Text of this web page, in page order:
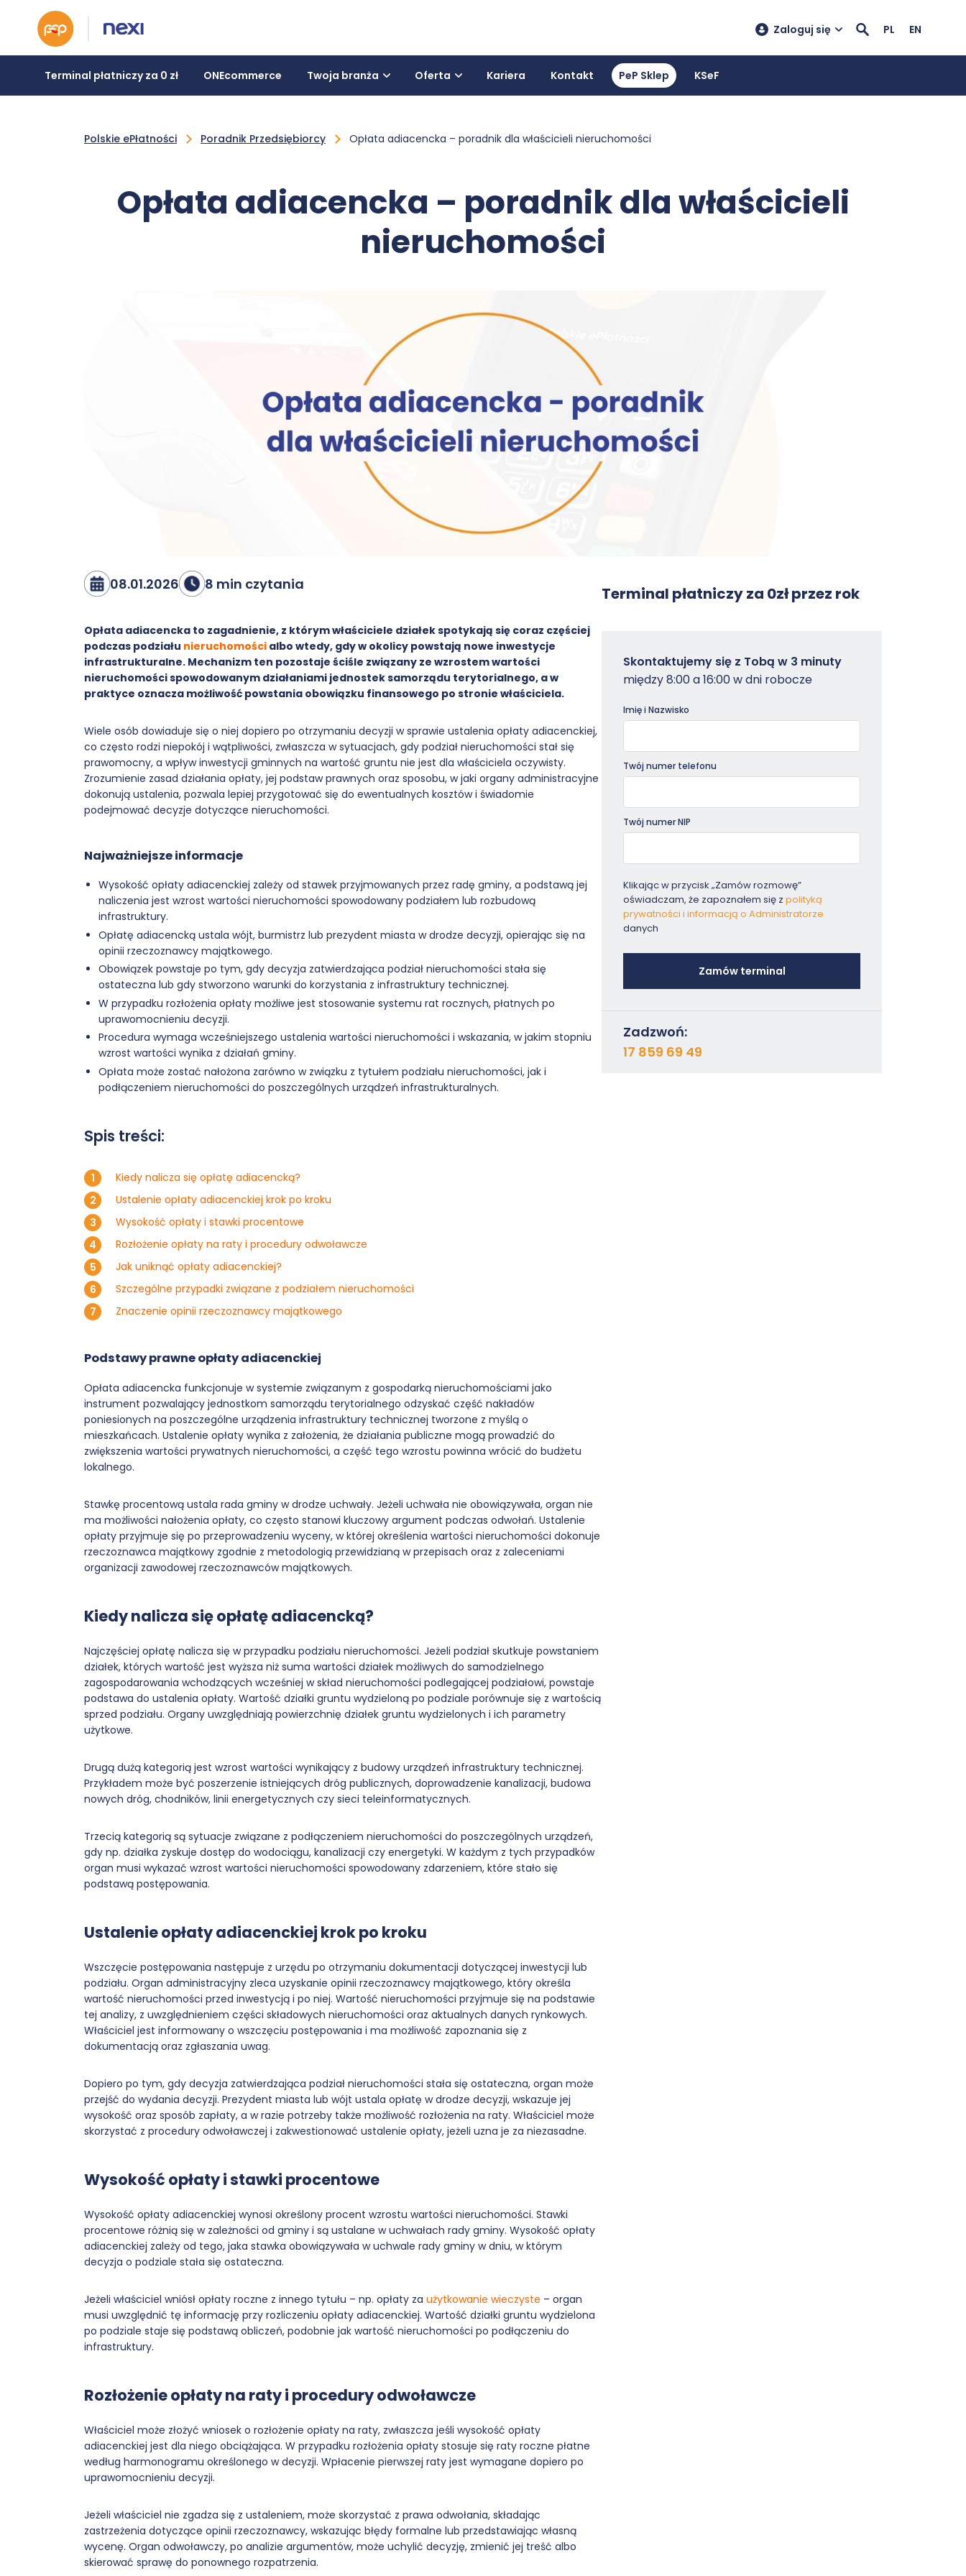
Zaloguj się PL EN
Terminal płatniczy za 0 zł ONEcommerce Twoja branża Oferta Kariera Kontakt PeP Sklep KSeF
Polskie ePłatności Poradnik Przedsiębiorcy Opłata adiacencka – poradnik dla właścicieli nieruchomości
Opłata adiacencka – poradnik dla właścicieli
nieruchomości
08.01.2026 8 min czytania
Opłata adiacencka to zagadnienie, z którym właściciele działek spotykają się coraz częściej
podczas podziału nieruchomości albo wtedy, gdy w okolicy powstają nowe inwestycje
infrastrukturalne. Mechanizm ten pozostaje ściśle związany ze wzrostem wartości
nieruchomości spowodowanym działaniami jednostek samorządu terytorialnego, a w
praktyce oznacza możliwość powstania obowiązku finansowego po stronie właściciela.
Wiele osób dowiaduje się o niej dopiero po otrzymaniu decyzji w sprawie ustalenia opłaty adiacenckiej,
co często rodzi niepokój i wątpliwości, zwłaszcza w sytuacjach, gdy podział nieruchomości stał się
prawomocny, a wpływ inwestycji gminnych na wartość gruntu nie jest dla właściciela oczywisty.
Zrozumienie zasad działania opłaty, jej podstaw prawnych oraz sposobu, w jaki organy administracyjne
dokonują ustalenia, pozwala lepiej przygotować się do ewentualnych kosztów i świadomie
podejmować decyzje dotyczące nieruchomości.
Najważniejsze informacje
Wysokość opłaty adiacenckiej zależy od stawek przyjmowanych przez radę gminy, a podstawą jej
naliczenia jest wzrost wartości nieruchomości spowodowany podziałem lub rozbudową
infrastruktury.
Opłatę adiacencką ustala wójt, burmistrz lub prezydent miasta w drodze decyzji, opierając się na
opinii rzeczoznawcy majątkowego.
Obowiązek powstaje po tym, gdy decyzja zatwierdzająca podział nieruchomości stała się
ostateczna lub gdy stworzono warunki do korzystania z infrastruktury technicznej.
W przypadku rozłożenia opłaty możliwe jest stosowanie systemu rat rocznych, płatnych po
uprawomocnieniu decyzji.
Procedura wymaga wcześniejszego ustalenia wartości nieruchomości i wskazania, w jakim stopniu
wzrost wartości wynika z działań gminy.
Opłata może zostać nałożona zarówno w związku z tytułem podziału nieruchomości, jak i
podłączeniem nieruchomości do poszczególnych urządzeń infrastrukturalnych.
Spis treści:
Kiedy nalicza się opłatę adiacencką?
Ustalenie opłaty adiacenckiej krok po kroku
Wysokość opłaty i stawki procentowe
Rozłożenie opłaty na raty i procedury odwoławcze
Jak uniknąć opłaty adiacenckiej?
Szczególne przypadki związane z podziałem nieruchomości
Znaczenie opinii rzeczoznawcy majątkowego
Podstawy prawne opłaty adiacenckiej
Opłata adiacencka funkcjonuje w systemie związanym z gospodarką nieruchomościami jako
instrument pozwalający jednostkom samorządu terytorialnego odzyskać część nakładów
poniesionych na poszczególne urządzenia infrastruktury technicznej tworzone z myślą o
mieszkańcach. Ustalenie opłaty wynika z założenia, że działania publiczne mogą prowadzić do
zwiększenia wartości prywatnych nieruchomości, a część tego wzrostu powinna wrócić do budżetu
lokalnego.
Stawkę procentową ustala rada gminy w drodze uchwały. Jeżeli uchwała nie obowiązywała, organ nie
ma możliwości nałożenia opłaty, co często stanowi kluczowy argument podczas odwołań. Ustalenie
opłaty przyjmuje się po przeprowadzeniu wyceny, w której określenia wartości nieruchomości dokonuje
rzeczoznawca majątkowy zgodnie z metodologią przewidzianą w przepisach oraz z zaleceniami
organizacji zawodowej rzeczoznawców majątkowych.
Kiedy nalicza się opłatę adiacencką?
Najczęściej opłatę nalicza się w przypadku podziału nieruchomości. Jeżeli podział skutkuje powstaniem
działek, których wartość jest wyższa niż suma wartości działek możliwych do samodzielnego
zagospodarowania wchodzących wcześniej w skład nieruchomości podlegającej podziałowi, powstaje
podstawa do ustalenia opłaty. Wartość działki gruntu wydzieloną po podziale porównuje się z wartością
sprzed podziału. Organy uwzględniają powierzchnię działek gruntu wydzielonych i ich parametry
użytkowe.
Drugą dużą kategorią jest wzrost wartości wynikający z budowy urządzeń infrastruktury technicznej.
Przykładem może być poszerzenie istniejących dróg publicznych, doprowadzenie kanalizacji, budowa
nowych dróg, chodników, linii energetycznych czy sieci teleinformatycznych.
Trzecią kategorią są sytuacje związane z podłączeniem nieruchomości do poszczególnych urządzeń,
gdy np. działka zyskuje dostęp do wodociągu, kanalizacji czy energetyki. W każdym z tych przypadków
organ musi wykazać wzrost wartości nieruchomości spowodowany zdarzeniem, które stało się
podstawą postępowania.
Ustalenie opłaty adiacenckiej krok po kroku
Wszczęcie postępowania następuje z urzędu po otrzymaniu dokumentacji dotyczącej inwestycji lub
podziału. Organ administracyjny zleca uzyskanie opinii rzeczoznawcy majątkowego, który określa
wartość nieruchomości przed inwestycją i po niej. Wartość nieruchomości przyjmuje się na podstawie
tej analizy, z uwzględnieniem części składowych nieruchomości oraz aktualnych danych rynkowych.
Właściciel jest informowany o wszczęciu postępowania i ma możliwość zapoznania się z
dokumentacją oraz zgłaszania uwag.
Dopiero po tym, gdy decyzja zatwierdzająca podział nieruchomości stała się ostateczna, organ może
przejść do wydania decyzji. Prezydent miasta lub wójt ustala opłatę w drodze decyzji, wskazuje jej
wysokość oraz sposób zapłaty, a w razie potrzeby także możliwość rozłożenia na raty. Właściciel może
skorzystać z procedury odwoławczej i zakwestionować ustalenie opłaty, jeżeli uzna je za niezasadne.
Wysokość opłaty i stawki procentowe
Wysokość opłaty adiacenckiej wynosi określony procent wzrostu wartości nieruchomości. Stawki
procentowe różnią się w zależności od gminy i są ustalane w uchwałach rady gminy. Wysokość opłaty
adiacenckiej zależy od tego, jaka stawka obowiązywała w uchwale rady gminy w dniu, w którym
decyzja o podziale stała się ostateczna.
Jeżeli właściciel wniósł opłaty roczne z innego tytułu – np. opłaty za użytkowanie wieczyste – organ
musi uwzględnić tę informację przy rozliczeniu opłaty adiacenckiej. Wartość działki gruntu wydzielona
po podziale staje się podstawą obliczeń, podobnie jak wartość nieruchomości po podłączeniu do
infrastruktury.
Rozłożenie opłaty na raty i procedury odwoławcze
Właściciel może złożyć wniosek o rozłożenie opłaty na raty, zwłaszcza jeśli wysokość opłaty
adiacenckiej jest dla niego obciążająca. W przypadku rozłożenia opłaty stosuje się raty roczne płatne
według harmonogramu określonego w decyzji. Wpłacenie pierwszej raty jest wymagane dopiero po
uprawomocnieniu decyzji.
Jeżeli właściciel nie zgadza się z ustaleniem, może skorzystać z prawa odwołania, składając
zastrzeżenia dotyczące opinii rzeczoznawcy, wskazując błędy formalne lub przedstawiając własną
wycenę. Organ odwoławczy, po analizie argumentów, może uchylić decyzję, zmienić jej treść albo
skierować sprawę do ponownego rozpatrzenia.
Terminal płatniczy za 0zł przez rok
Zamowterminal
-
Skontaktujemy się z Tobą w 3 minuty
między 8:00 a 16:00 w dni robocze
Imię i Nazwisko
Twój numer telefonu
Twój numer NIP
Klikając w przycisk „Zamów rozmowę”
oświadczam, że zapoznałem się z polityką
prywatności i informacją o Administratorze
danych
Zamów terminal
Zadzwoń:
17 859 69 49